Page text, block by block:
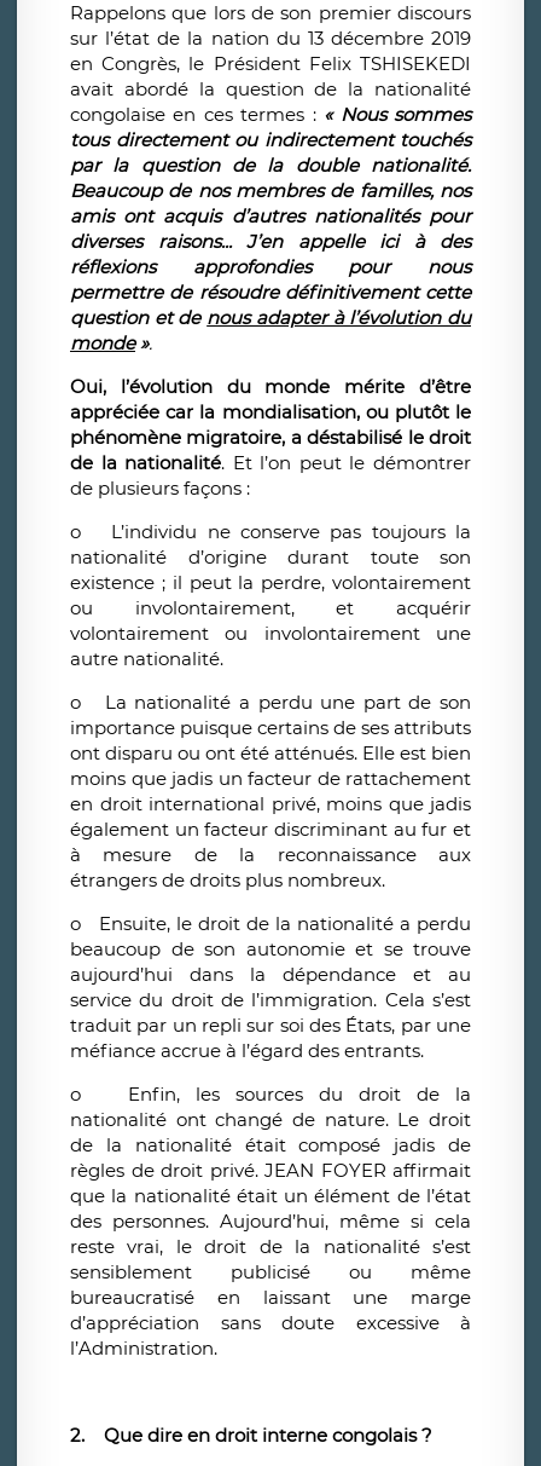
Rappelons que lors de son premier discours
sur l’état de la nation du 13 décembre 2019
en Congrès, le Président Felix TSHISEKEDI
avait abordé la question de la nationalité
congolaise en ces termes : « Nous sommes
tous directement ou indirectement touchés
par la question de la double nationalité.
Beaucoup de nos membres de familles, nos
amis ont acquis d’autres nationalités pour
diverses raisons... J’en appelle ici à des
réflexions approfondies pour nous
permettre de résoudre définitivement cette
question et de nous adapter à l’évolution du
monde».
Oui, l’évolution du monde mérite d’être
appréciée car la mondialisation, ou plutôt le
phénomène migratoire, a déstabilisé le droit
de la nationalité. Et l’on peut le démontrer
de plusieurs façons :
o
L’individu ne conserve pas toujours la
nationalité d’origine durant toute son
existence ; il peut la perdre, volontairement
ou involontairement, et acquérir
volontairement ou involontairement une
autre nationalité.
o
La nationalité a perdu une part de son
importance puisque certains de ses attributs
ont disparu ou ont été atténués. Elle est bien
moins que jadis un facteur de rattachement
en droit international privé, moins que jadis
également un facteur discriminant au fur et
à mesure de la reconnaissance aux
étrangers de droits plus nombreux.
o
Ensuite, le droit de la nationalité a perdu
beaucoup de son autonomie et se trouve
aujourd’hui dans la dépendance et au
service du droit de l’immigration. Cela s’est
traduit par un repli sur soi des États, par une
méfiance accrue à l’égard des entrants.
o
Enfin, les sources du droit de la
nationalité ont changé de nature. Le droit
de la nationalité était composé jadis de
règles de droit privé. JEAN FOYER affirmait
que la nationalité était un élément de l’état
des personnes. Aujourd’hui, même si cela
reste vrai, le droit de la nationalité s’est
sensiblement publicisé ou même
bureaucratisé en laissant une marge
d’appréciation sans doute excessive à
l’Administration.
2.
Que dire en droit interne congolais ?